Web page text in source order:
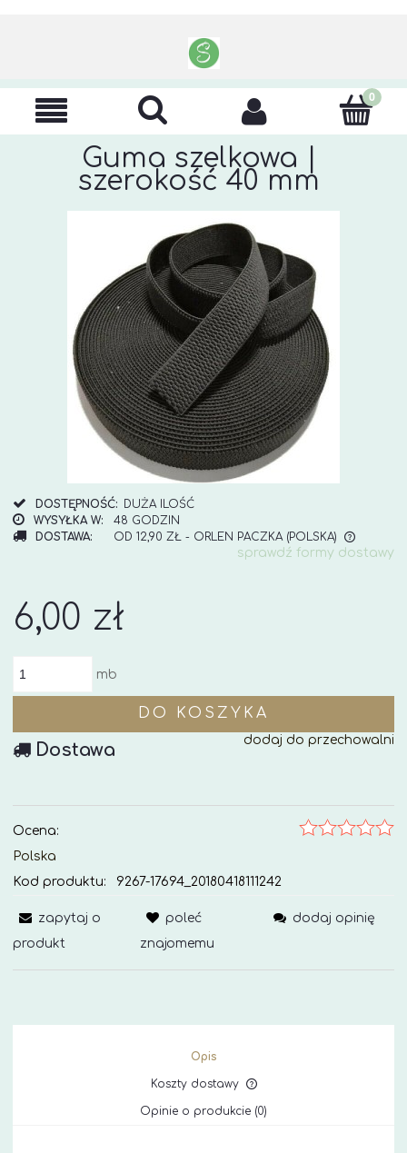
Guma szelkowa |
szerokość 40 mm
DOSTĘPNOŚĆ:
DUŻA ILOŚĆ
WYSYŁKA W:
48 GODZIN
DOSTAWA:
OD 12,90 ZŁ - ORLEN PACZKA (POLSKA)
CENA NIE ZAWIERA EWENTUALNYCH KOSZTÓW
sprawdź formy dostawy
6,00 zł
mb
DO KOSZYKA
dodaj do przechowalni
Dostawa
Ocena:
Polska
Kod produktu:
9267-17694_20180418111242
zapytaj o
produkt
poleć
znajomemu
dodaj opinię
Opis
Koszty dostawy
Cena nie zawiera
kosztów płatności
Opinie o produkcie (0)